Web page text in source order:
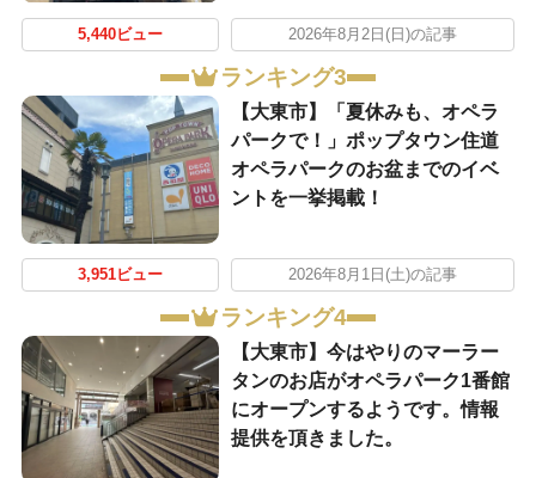
5,440ビュー 2026年8月2日(日)の記事
ランキング3
【大東市】「夏休みも、オペラ
パークで！」ポップタウン住道
オペラパークのお盆までのイベ
ントを一挙掲載！
3,951ビュー 2026年8月1日(土)の記事
ランキング4
【大東市】今はやりのマーラー
タンのお店がオペラパーク1番館
にオープンするようです。情報
提供を頂きました。